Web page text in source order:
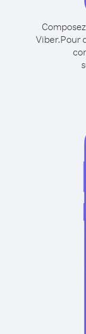
Viber.Pour